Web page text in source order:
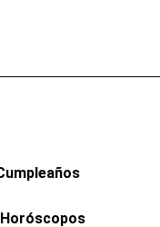
Horóscopos